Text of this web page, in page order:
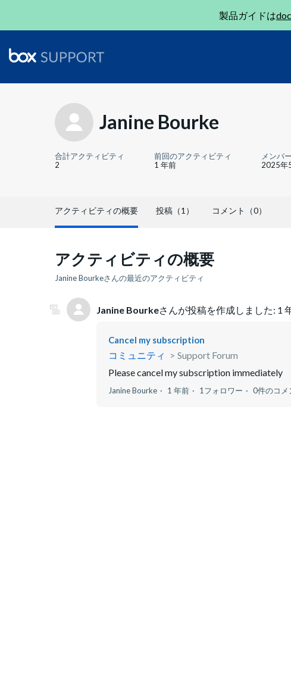
製品ガイドは
Janine Bourke
合計アクティビティ
2
前回のアクティビティ
1 年前
メンバ
2025年
アクティビティの概要 投稿（1） コメント（0）
アクティビティの概要
Janine Bourkeさんの最近のアクティビティ
Janine Bourkeさんが投稿を作成しました: 1
Cancel my subscription
コミュニティ
Support Forum
Please cancel my subscription immediately
Janine Bourke 1 年前 1フォロワー 0件のコメ